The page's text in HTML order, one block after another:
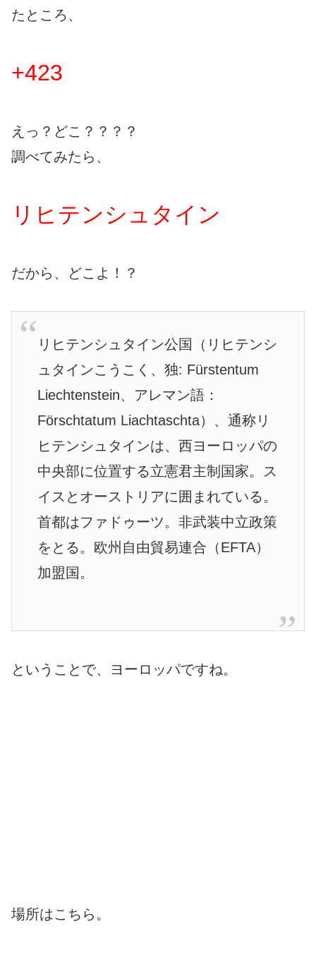
たところ、
+423
えっ？どこ？？？？
調べてみたら、
リヒテンシュタイン
だから、どこよ！？
リヒテンシュタイン公国（リヒテンシ
ュタインこうこく、独: Fürstentum
Liechtenstein、アレマン語：
Förschtatum Liachtaschta）、通称リ
ヒテンシュタインは、西ヨーロッパの
中央部に位置する立憲君主制国家。ス
イスとオーストリアに囲まれている。
首都はファドゥーツ。非武装中立政策
をとる。欧州自由貿易連合（EFTA）
加盟国。
ということで、ヨーロッパですね。
場所はこちら。